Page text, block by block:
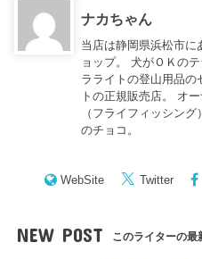
ナカちゃん
当店は静岡県浜松市に
ョップ。 犬がＯＫの
ラライトの登山用品の
トの正規販売店。 オ
（フライフィッシン
のチョコ。
WebSite Twitter
NEW POST このライターの最